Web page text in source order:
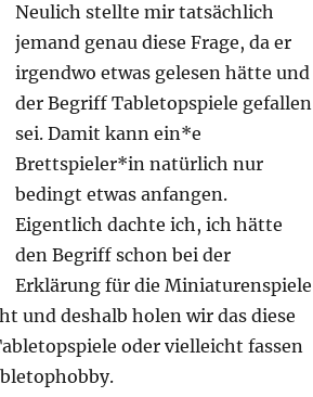
Neulich stellte mir tatsächlich
jemand genau diese Frage, da er
irgendwo etwas gelesen hätte und
der Begriff Tabletopspiele gefallen
sei. Damit kann ein*e
Brettspieler*in natürlich nur
bedingt etwas anfangen.
Eigentlich dachte ich, ich hätte
den Begriff schon bei der
Erklärung für die Miniaturenspiele
und deshalb holen wir das diese
oder vielleicht fassen